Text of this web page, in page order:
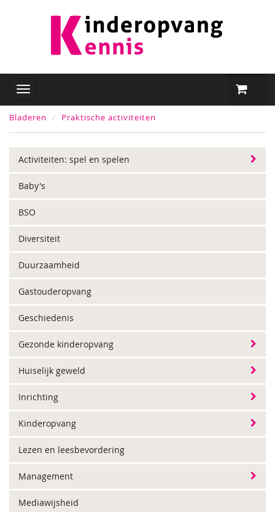
Bladeren Praktische activiteiten
Activiteiten: spel en spelen
Baby's
BSO
Diversiteit
Duurzaamheid
Gastouderopvang
Geschiedenis
Gezonde kinderopvang
Huiselijk geweld
Inrichting
Kinderopvang
Lezen en leesbevordering
Management
Mediawijsheid